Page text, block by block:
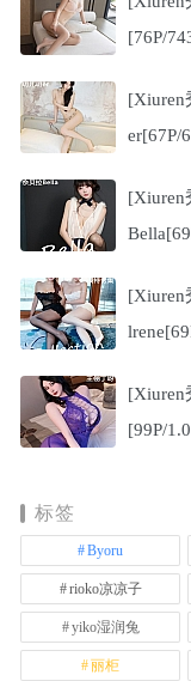
[76P/
[Xiuren
er[67P/
[Xiuren
[Xiuren
[Xiuren
[99P/
标签
Byoru
rioko凉凉子
yiko湿润兔
丽柜